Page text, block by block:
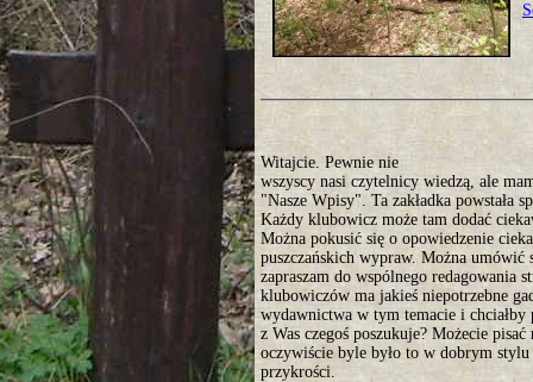
Witajcie. Pewnie nie
wszyscy nasi czytelnicy wiedzą, ale
"Nasze Wpisy". Ta zakładka powstała
Każdy klubowicz może tam dodać
Można pokusić się o opowiedzenie
puszczańskich wypraw. Można umówić
zapraszam do wspólnego redagowania
klubowiczów ma jakieś niepotrzebne
wydawnictwa w tym temacie i chciałby
z Was czegoś poszukuje? Możecie
oczywiście byle było to w dobrym
przykrości.